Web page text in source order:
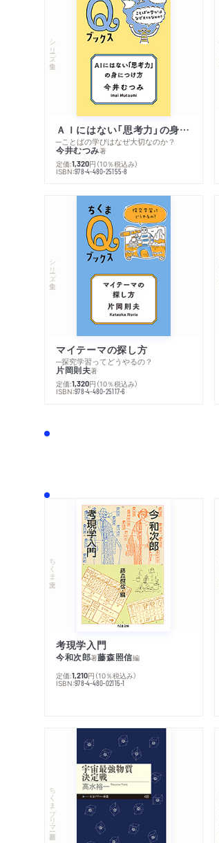
シリーズ・全集
ＡＩにはない「思考力」の身につけ方
─ことばの学びはなぜ大切なのか？
今井むつみ著
定価:1,320円 （10％税込み）
ISBN:978-4-480-25155-8
シリーズ・全集
マイテーマの探し方
─探究学習ってどうやるの？
片岡則夫著
定価:1,320円 （10％税込み）
ISBN:978-4-480-25117-6
ちくま文庫
考現学入門
今和次郎著藤森照信編
定価:1,210円 （10％税込み）
ISBN:978-4-480-02115-1
ちくまプリマー新書